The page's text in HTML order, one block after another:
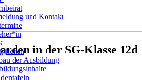
und Kontakt
der Ausbildung
in der SG-Klasse 12d